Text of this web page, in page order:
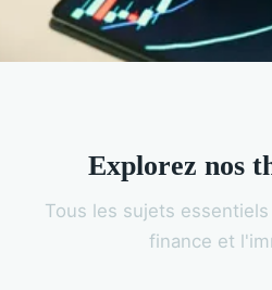
Explorez nos
Tous les sujets
finance et